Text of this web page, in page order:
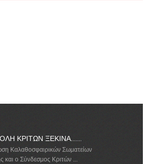
ΚΡΙΤΩΝ ΞΕΚΙΝΑ.......
Καλαθοσφαιρικών Σωματείων
και ο Σύνδεσμος Κριτών ...